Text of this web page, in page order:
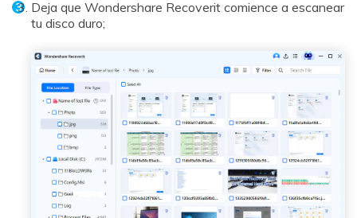
Deja que Wondershare Recoverit comience a escanear
tu disco duro;